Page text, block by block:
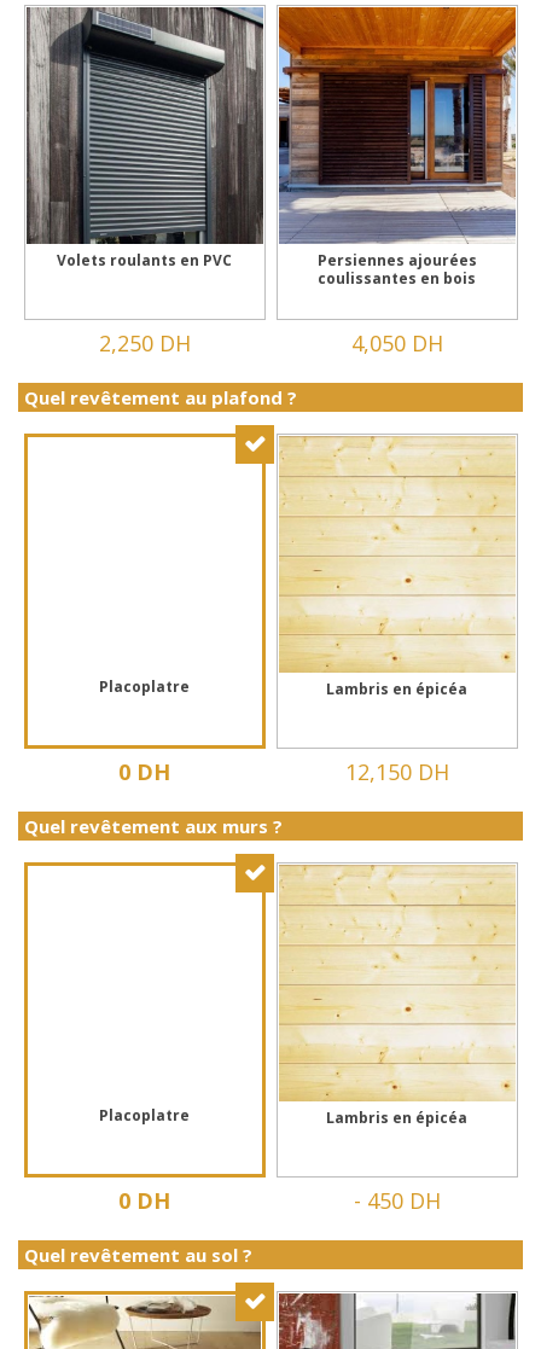
Volets roulants en PVC
2,250 DH
Persiennes ajourées
coulissantes en bois
4,050 DH
Quel revêtement au plafond ?
Placoplatre
0 DH
Lambris en épicéa
12,150 DH
Quel revêtement aux murs ?
Placoplatre
0 DH
Lambris en épicéa
- 450 DH
Quel revêtement au sol ?